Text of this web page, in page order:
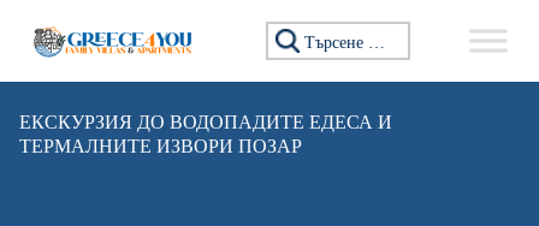
Търсене за:
ЕКСКУРЗИЯ ДО ВОДОПАДИТЕ ЕДЕСА И
ТЕРМАЛНИТЕ ИЗВОРИ ПОЗАР